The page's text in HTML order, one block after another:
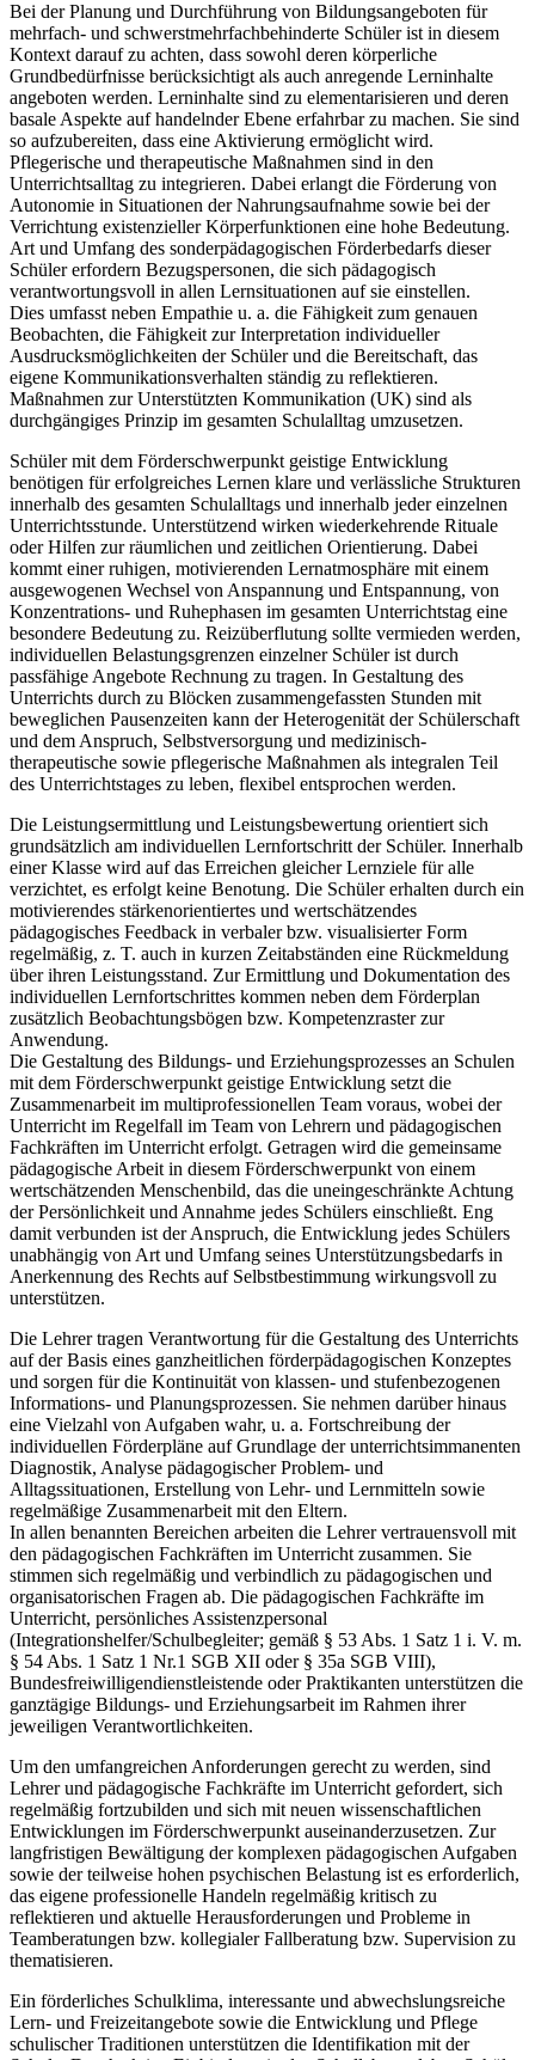
Bei der Planung und Durchführung von Bildungsangeboten für
mehrfach- und schwerstmehrfachbehinderte Schüler ist in diesem
Kontext darauf zu achten, dass sowohl deren körperliche
Grundbedürfnisse berücksichtigt als auch anregende Lerninhalte
angeboten werden. Lerninhalte sind zu elementarisieren und deren
basale Aspekte auf handelnder Ebene erfahrbar zu machen. Sie sind
so aufzubereiten, dass eine Aktivierung ermöglicht wird.
Pflegerische und therapeutische Maßnahmen sind in den
Unterrichtsalltag zu integrieren. Dabei erlangt die Förderung von
Autonomie in Situationen der Nahrungsaufnahme sowie bei der
Verrichtung existenzieller Körperfunktionen eine hohe Bedeutung.
Art und Umfang des sonderpädagogischen Förderbedarfs dieser
Schüler erfordern Bezugspersonen, die sich pädagogisch
verantwortungsvoll in allen Lernsituationen auf sie einstellen.
Dies umfasst neben Empathie u. a. die Fähigkeit zum genauen
Beobachten, die Fähigkeit zur Interpretation individueller
Ausdrucksmöglichkeiten der Schüler und die Bereitschaft, das
eigene Kommunikationsverhalten ständig zu reflektieren.
Maßnahmen zur Unterstützten Kommunikation (UK) sind als
durchgängiges Prinzip im gesamten Schulalltag umzusetzen.
Schüler mit dem Förderschwerpunkt geistige Entwicklung
benötigen für erfolgreiches Lernen klare und verlässliche Strukturen
innerhalb des gesamten Schulalltags und innerhalb jeder einzelnen
Unterrichtsstunde. Unterstützend wirken wiederkehrende Rituale
oder Hilfen zur räumlichen und zeitlichen Orientierung. Dabei
kommt einer ruhigen, motivierenden Lernatmosphäre mit einem
ausgewogenen Wechsel von Anspannung und Entspannung, von
Konzentrations- und Ruhephasen im gesamten Unterrichtstag eine
besondere Bedeutung zu. Reizüberflutung sollte vermieden werden,
individuellen Belastungsgrenzen einzelner Schüler ist durch
passfähige Angebote Rechnung zu tragen. In Gestaltung des
Unterrichts durch zu Blöcken zusammengefassten Stunden mit
beweglichen Pausenzeiten kann der Heterogenität der Schülerschaft
und dem Anspruch, Selbstversorgung und medizinisch-
therapeutische sowie pflegerische Maßnahmen als integralen Teil
des Unterrichtstages zu leben, flexibel entsprochen werden.
Die Leistungsermittlung und Leistungsbewertung orientiert sich
grundsätzlich am individuellen Lernfortschritt der Schüler. Innerhalb
einer Klasse wird auf das Erreichen gleicher Lernziele für alle
verzichtet, es erfolgt keine Benotung. Die Schüler erhalten durch ein
motivierendes stärkenorientiertes und wertschätzendes
pädagogisches Feedback in verbaler bzw. visualisierter Form
regelmäßig, z. T. auch in kurzen Zeitabständen eine Rückmeldung
über ihren Leistungsstand. Zur Ermittlung und Dokumentation des
individuellen Lernfortschrittes kommen neben dem Förderplan
zusätzlich Beobachtungsbögen bzw. Kompetenzraster zur
Anwendung.
Die Gestaltung des Bildungs- und Erziehungsprozesses an Schulen
mit dem Förderschwerpunkt geistige Entwicklung setzt die
Zusammenarbeit im multiprofessionellen Team voraus, wobei der
Unterricht im Regelfall im Team von Lehrern und pädagogischen
Fachkräften im Unterricht erfolgt. Getragen wird die gemeinsame
pädagogische Arbeit in diesem Förderschwerpunkt von einem
wertschätzenden Menschenbild, das die uneingeschränkte Achtung
der Persönlichkeit und Annahme jedes Schülers einschließt. Eng
damit verbunden ist der Anspruch, die Entwicklung jedes Schülers
unabhängig von Art und Umfang seines Unterstützungsbedarfs in
Anerkennung des Rechts auf Selbstbestimmung wirkungsvoll zu
unterstützen.
Die Lehrer tragen Verantwortung für die Gestaltung des Unterrichts
auf der Basis eines ganzheitlichen förderpädagogischen Konzeptes
und sorgen für die Kontinuität von klassen- und stufenbezogenen
Informations- und Planungsprozessen. Sie nehmen darüber hinaus
eine Vielzahl von Aufgaben wahr, u. a. Fortschreibung der
individuellen Förderpläne auf Grundlage der unterrichtsimmanenten
Diagnostik, Analyse pädagogischer Problem- und
Alltagssituationen, Erstellung von Lehr- und Lernmitteln sowie
regelmäßige Zusammenarbeit mit den Eltern.
In allen benannten Bereichen arbeiten die Lehrer vertrauensvoll mit
den pädagogischen Fachkräften im Unterricht zusammen. Sie
stimmen sich regelmäßig und verbindlich zu pädagogischen und
organisatorischen Fragen ab. Die pädagogischen Fachkräfte im
Unterricht, persönliches Assistenzpersonal
(Integrationshelfer/Schulbegleiter; gemäß § 53 Abs. 1 Satz 1 i. V. m.
§ 54 Abs. 1 Satz 1 Nr.1 SGB XII oder § 35a SGB VIII),
Bundesfreiwilligendienstleistende oder Praktikanten unterstützen die
ganztägige Bildungs- und Erziehungsarbeit im Rahmen ihrer
jeweiligen Verantwortlichkeiten.
Um den umfangreichen Anforderungen gerecht zu werden, sind
Lehrer und pädagogische Fachkräfte im Unterricht gefordert, sich
regelmäßig fortzubilden und sich mit neuen wissenschaftlichen
Entwicklungen im Förderschwerpunkt auseinanderzusetzen. Zur
langfristigen Bewältigung der komplexen pädagogischen Aufgaben
sowie der teilweise hohen psychischen Belastung ist es erforderlich,
das eigene professionelle Handeln regelmäßig kritisch zu
reflektieren und aktuelle Herausforderungen und Probleme in
Teamberatungen bzw. kollegialer Fallberatung bzw. Supervision zu
thematisieren.
Ein förderliches Schulklima, interessante und abwechslungsreiche
Lern- und Freizeitangebote sowie die Entwicklung und Pflege
schulischer Traditionen unterstützen die Identifikation mit der